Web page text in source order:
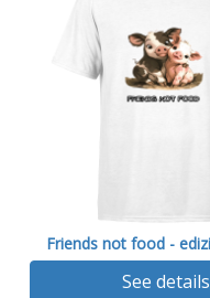
See details